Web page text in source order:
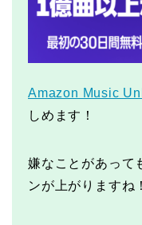
Amazon Music
しめます！
嫌なことがあって
ンが上がりますね！